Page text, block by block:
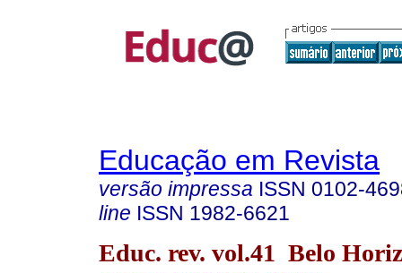
Educação em Revista
versão impressa ISSN 0102-
line ISSN 1982-6621
Educ. rev. vol.41 Belo